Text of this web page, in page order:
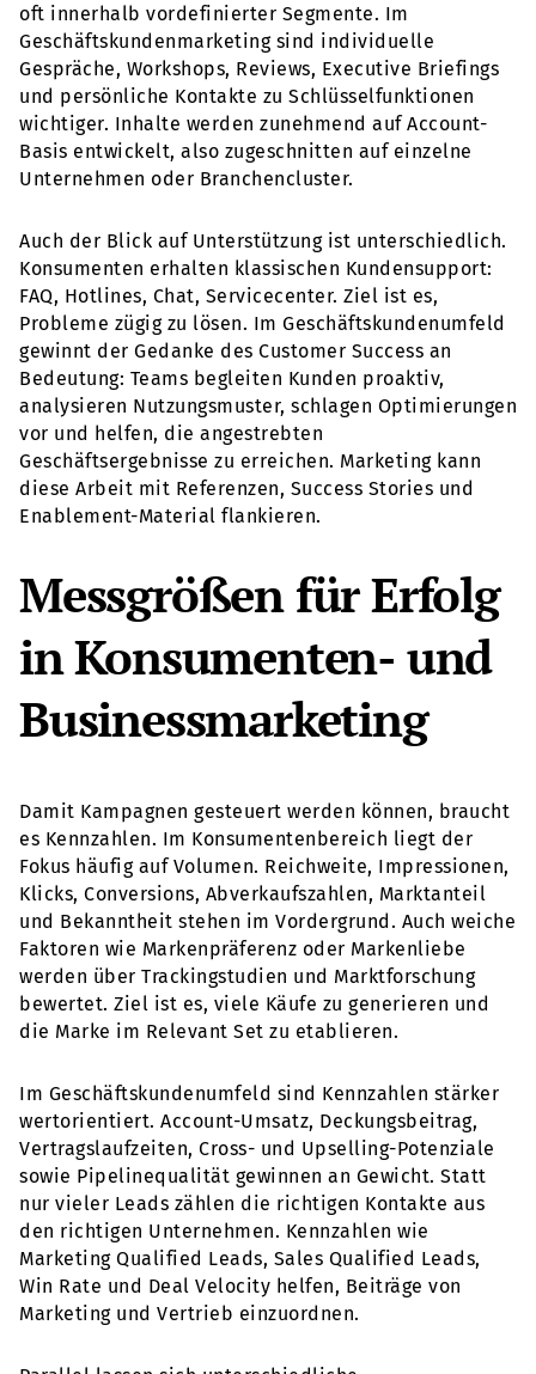
oft innerhalb vordefinierter Segmente. Im
Geschäftskundenmarketing sind individuelle
Gespräche, Workshops, Reviews, Executive Briefings
und persönliche Kontakte zu Schlüsselfunktionen
wichtiger. Inhalte werden zunehmend auf Account-
Basis entwickelt, also zugeschnitten auf einzelne
Unternehmen oder Branchencluster.
Auch der Blick auf Unterstützung ist unterschiedlich.
Konsumenten erhalten klassischen Kundensupport:
FAQ, Hotlines, Chat, Servicecenter. Ziel ist es,
Probleme zügig zu lösen. Im Geschäftskundenumfeld
gewinnt der Gedanke des Customer Success an
Bedeutung: Teams begleiten Kunden proaktiv,
analysieren Nutzungsmuster, schlagen Optimierungen
vor und helfen, die angestrebten
Geschäftsergebnisse zu erreichen. Marketing kann
diese Arbeit mit Referenzen, Success Stories und
Enablement-Material flankieren.
Messgrößen für Erfolg
in Konsumenten- und
Businessmarketing
Damit Kampagnen gesteuert werden können, braucht
es Kennzahlen. Im Konsumentenbereich liegt der
Fokus häufig auf Volumen. Reichweite, Impressionen,
Klicks, Conversions, Abverkaufszahlen, Marktanteil
und Bekanntheit stehen im Vordergrund. Auch weiche
Faktoren wie Markenpräferenz oder Markenliebe
werden über Trackingstudien und Marktforschung
bewertet. Ziel ist es, viele Käufe zu generieren und
die Marke im Relevant Set zu etablieren.
Im Geschäftskundenumfeld sind Kennzahlen stärker
wertorientiert. Account-Umsatz, Deckungsbeitrag,
Vertragslaufzeiten, Cross- und Upselling-Potenziale
sowie Pipelinequalität gewinnen an Gewicht. Statt
nur vieler Leads zählen die richtigen Kontakte aus
den richtigen Unternehmen. Kennzahlen wie
Marketing Qualified Leads, Sales Qualified Leads,
Win Rate und Deal Velocity helfen, Beiträge von
Marketing und Vertrieb einzuordnen.